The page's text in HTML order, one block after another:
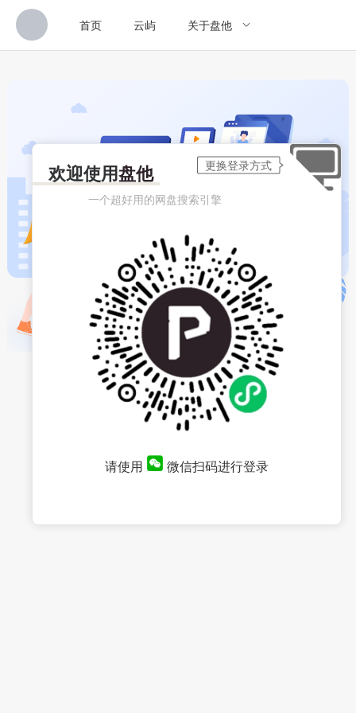
首页 云屿 关于盘他
欢迎使用盘他
一个超好用的网盘搜索引擎
请使用 微信扫码进行登录